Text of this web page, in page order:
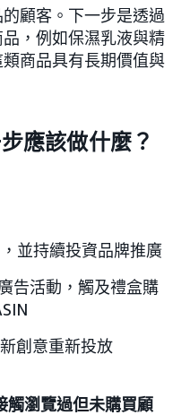
顧客。下一步是透過
，例如保濕乳液與精
商品具有長期價值與
應該做什麼？
並持續投資品牌推廣
告活動，觸及禮盒購
創意重新投放
觸瀏覽過但未購買顧